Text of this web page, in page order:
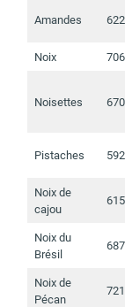
Amandes 622
Noix 706
Noisettes 670
Pistaches 592
Noix de
cajou
615
Noix du
Brésil
687
Noix de
Pécan
721